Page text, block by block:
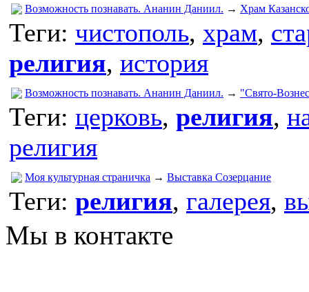
Возможность познавать. Ананин Даниил. → Храм
Теги: чистополь, храм,
религия, история
Возможность познавать. Ананин Даниил. → "Свято-
Теги: церковь, религия,
религия
Моя культурная страничка → Выставка Созерцание
Теги: религия, галерея,
Мы в контакте